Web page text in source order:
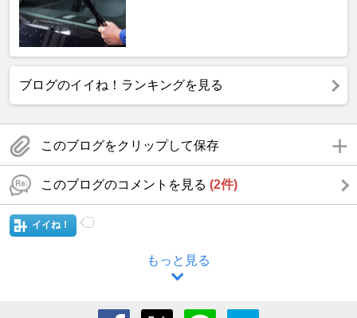
ブログのイイね！ランキングを見る
このブログをクリップして保存
このブログのコメントを見る (2件)
イイね！
もっと見る